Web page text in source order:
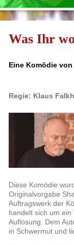
Was Ihr
Eine Komödie
Regie: Klaus
Diese Komödie
Originalvorgabe
Auftragswerk der
handelt sich um
Auflösung. Dem
in Schwermut und